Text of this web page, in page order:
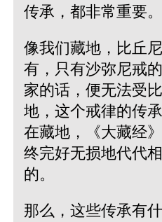
传承，都非常重要。
像我们藏地，比丘
有，只有沙弥尼戒
家的话，便无法受
地，这个戒律的传
在藏地，《大藏经
终完好无损地代代
的。
那么，这些传承有